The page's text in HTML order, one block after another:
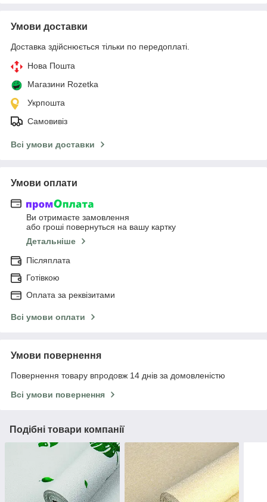
Умови доставки
Доставка здійснюється тільки по передоплаті.
Нова Пошта
Магазини Rozetka
Укрпошта
Самовивіз
Всі умови доставки
Умови оплати
Ви отримаєте замовлення
або гроші повернуться на вашу картку
Детальніше
Післяплата
Готівкою
Оплата за реквізитами
Всі умови оплати
Умови повернення
Повернення товару впродовж 14 днів за домовленістю
Всі умови повернення
Подібні товари компанії